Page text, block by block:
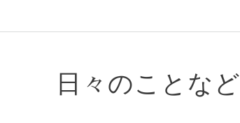
日々のことなど